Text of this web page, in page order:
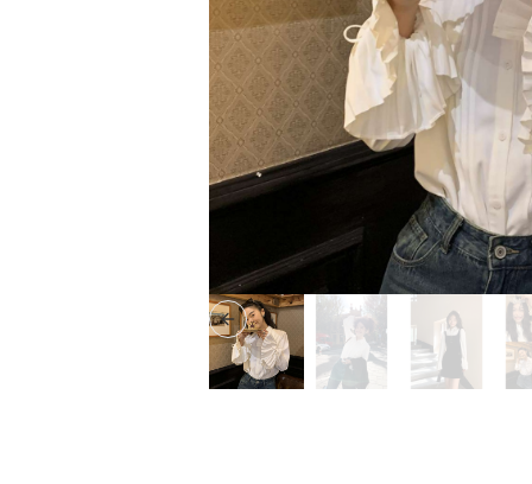
Previous slide